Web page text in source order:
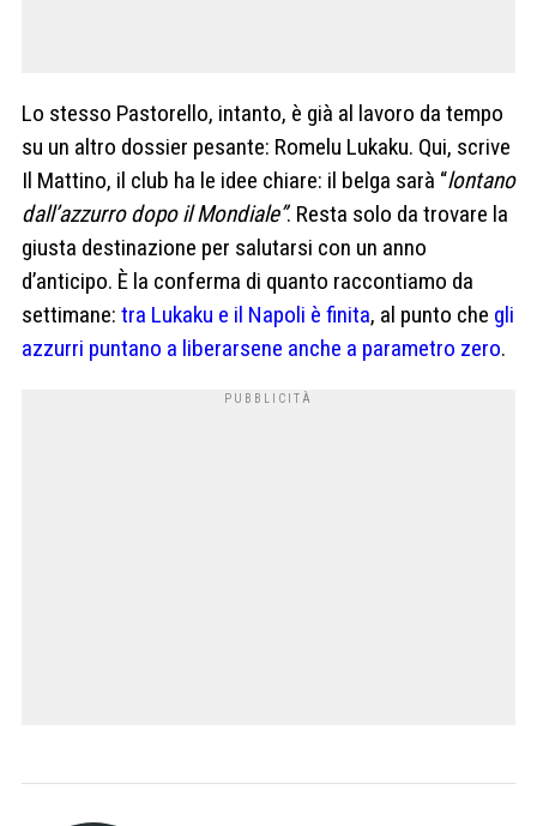
Lo stesso Pastorello, intanto, è già al lavoro da tempo
su un altro dossier pesante: Romelu Lukaku. Qui, scrive
Il Mattino, il club ha le idee chiare: il belga sarà “lontano
dall’azzurro dopo il Mondiale”. Resta solo da trovare la
giusta destinazione per salutarsi con un anno
d’anticipo. È la conferma di quanto raccontiamo da
settimane: tra Lukaku e il Napoli è finita, al punto che gli
azzurri puntano a liberarsene anche a parametro zero.